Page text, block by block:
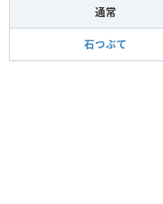
通常
石つぶて